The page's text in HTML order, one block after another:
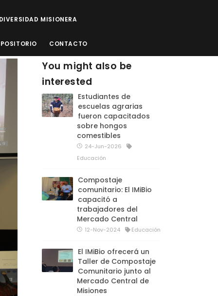
MISIONERA
CONTACTO
You might also be
interested
Estudiantes de
escuelas agrarias
fueron capacitados
sobre hongos
comestibles
24-Jun-2026
Educación
Compostaje
comunitario: El IMiBio
capacitó a
trabajadores del
Mercado Central
12-Nov-2024 Educación
El IMiBio ofrecerá un
Taller de Compostaje
Comunitario junto al
Mercado Central de
Misiones